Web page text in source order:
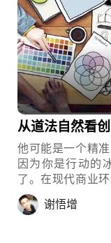
从道法自然看
他可能是一个精
因为你是行动的
了。在现代商业
食者，再优秀、善
谢悟增